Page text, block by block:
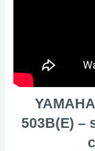
503B(E) –